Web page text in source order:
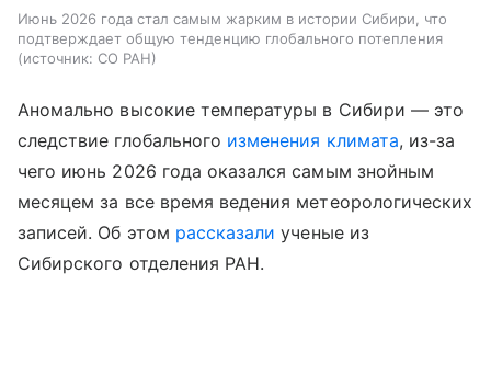
Июнь 2026 года стал самым жарким в истории Сибири, что
подтверждает общую тенденцию глобального потепления
источник: СО РАН
Аномально высокие температуры в Сибири — это
следствие глобального изменения климата, из-за
чего июнь 2026 года оказался самым знойным
месяцем за все время ведения метеорологических
записей. Об этом рассказали ученые из
Сибирского отделения РАН.